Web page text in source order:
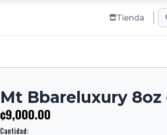
Tienda
Mt Bbareluxury
¢9,000.00
Cantidad: